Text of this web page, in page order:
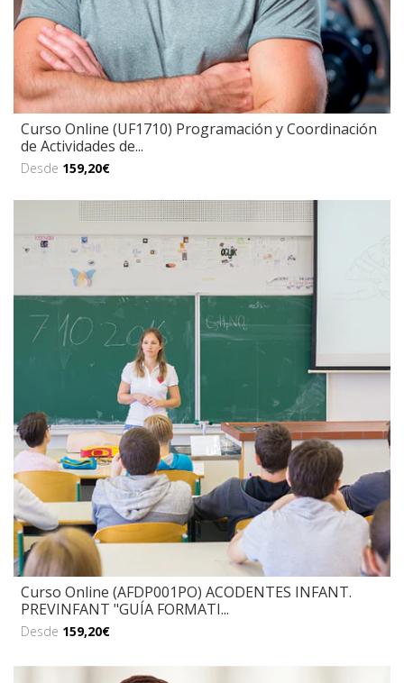
Curso Online (UF1710) Programación y Coordinación
de Actividades de...
Desde 159,20€
Curso Online (AFDP001PO) ACODENTES INFANT.
PREVINFANT "GUÍA FORMATI...
Desde 159,20€